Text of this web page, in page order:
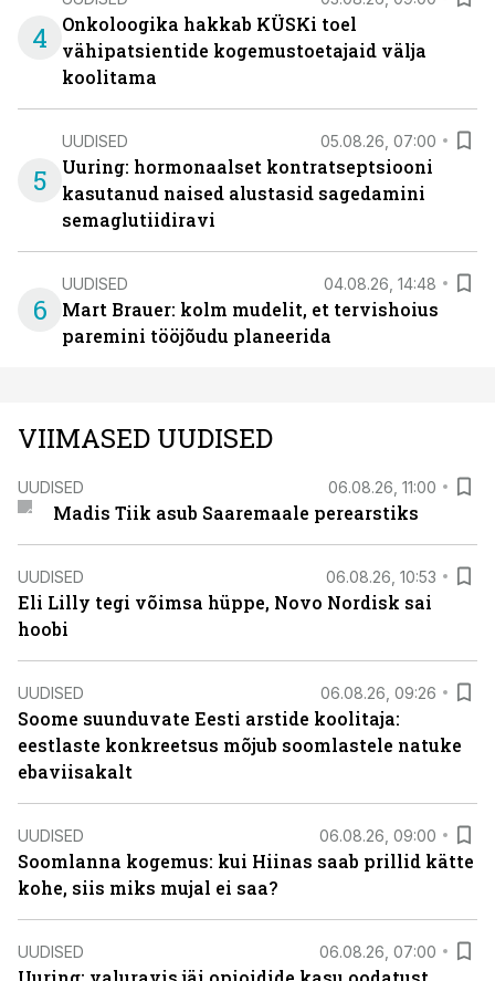
4
Onkoloogika hakkab KÜSKi toel
vähipatsientide kogemustoetajaid välja
koolitama
5
UUDISED 05.08.26, 07:00
Uuring: hormonaalset kontratseptsiooni
kasutanud naised alustasid sagedamini
semaglutiidiravi
6
UUDISED 04.08.26, 14:48
Mart Brauer: kolm mudelit, et tervishoius
paremini tööjõudu planeerida
VIIMASED UUDISED
UUDISED 06.08.26, 11:00
Madis Tiik asub Saaremaale perearstiks
UUDISED 06.08.26, 10:53
Eli Lilly tegi võimsa hüppe, Novo Nordisk sai
hoobi
UUDISED 06.08.26, 09:26
Soome suunduvate Eesti arstide koolitaja:
eestlaste konkreetsus mõjub soomlastele natuke
ebaviisakalt
UUDISED 06.08.26, 09:00
Soomlanna kogemus: kui Hiinas saab prillid kätte
kohe, siis miks mujal ei saa?
UUDISED 06.08.26, 07:00